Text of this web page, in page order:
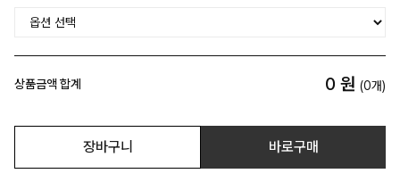
상품금액 합계 0 원 (0개)
장바구니 바로구매